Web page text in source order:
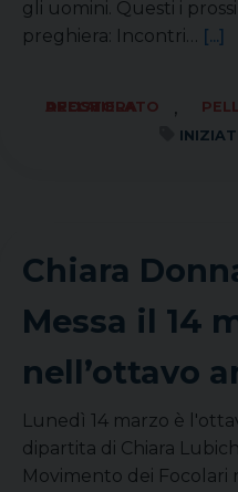
gli uomini. Questi i
preghiera: Incontri… [...]
APOSTOLATO DELLA PREGHIERA
,
Chiara
Messa il 14
nell’ottavo
Lunedì 14 marzo è
dipartita di Chiara
Movimento dei Focolari